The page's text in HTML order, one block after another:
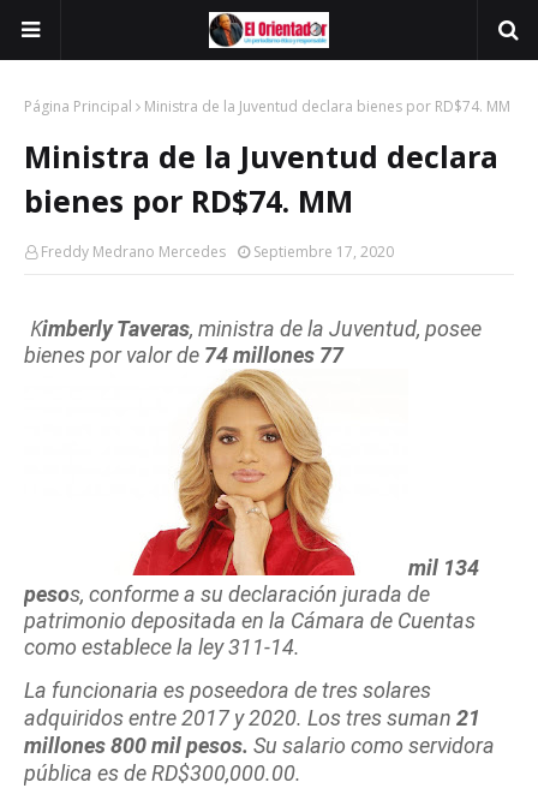
Página Principal Ministra de la Juventud declara bienes por RD$74. MM
Ministra de la Juventud declara
bienes por RD$74. MM
Freddy Medrano Mercedes Septiembre 17, 2020
Kimberly Taveras, ministra de la Juventud, posee
bienes porvalor de 74millones 77
mil 134
pesos, conforme a su declaración jurada de
patrimonio depositada en la Cámara de Cuentas
como establece la ley 311-14.
La funcionaria es poseedora de tres solares
adquiridos entre 2017 y 2020. Los tres suman 21
millones 800 mil pesos. Su salario como servidora
pública es de RD$300,000.00.